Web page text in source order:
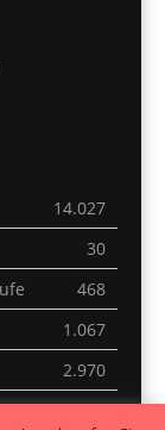
14.027
30
468
1.067
2.970
5